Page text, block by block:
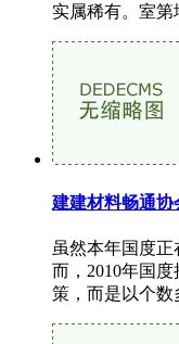
实属稀有。室第
建建材料畅通协
虽然本年国度正
而，2010年国
策，而是以个数